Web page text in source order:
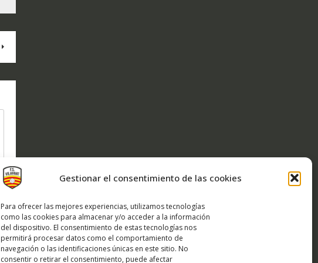
Gestionar el consentimiento de las cookies
Para ofrecer las mejores experiencias, utilizamos tecnologías
como las cookies para almacenar y/o acceder a la información
del dispositivo. El consentimiento de estas tecnologías nos
permitirá procesar datos como el comportamiento de
navegación o las identificaciones únicas en este sitio. No
consentir o retirar el consentimiento, puede afectar